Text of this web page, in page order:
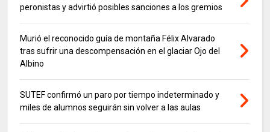
peronistas y advirtió posibles sanciones a los gremios
Murió el reconocido guía de montaña Félix Alvarado
tras sufrir una descompensación en el glaciar Ojo del
Albino
SUTEF confirmó un paro por tiempo indeterminado y
miles de alumnos seguirán sin volver a las aulas